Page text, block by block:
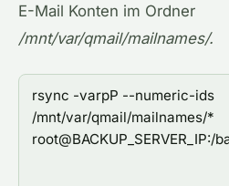
E-Mail Konten im Ordner
/mnt/var/qmail/mailnames/.